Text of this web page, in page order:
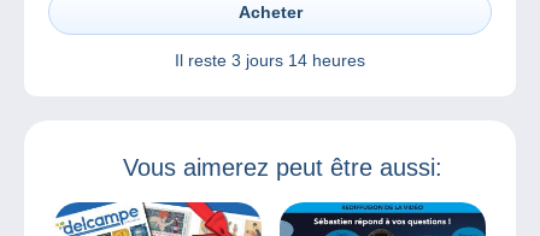
Acheter
Il reste 3 jours 14 heures
Vous aimerez peut être aussi: